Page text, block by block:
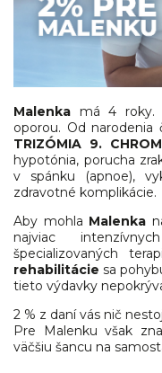
Malenka má 4 roky.
oporou. Od
TRIZÓMIA 9.
hypotónia, porucha
v spánku (apnoe),
zdravotné komplikácie.
Aby mohla Malenka
najviac
špecializovaných
rehabilitácie sa
tieto výdavky
2 % z daní vás nič
Pre Malenku však
väčšiu šancu na